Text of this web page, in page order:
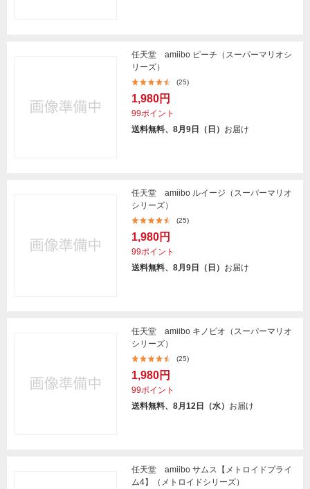
任天堂 amiibo ピーチ（スーパーマリオシ
リーズ）
(25)
1,980円
99ポイント
送料無料、8月9日（日） お届け
任天堂 amiibo ルイージ（スーパーマリオ
シリーズ）
(25)
1,980円
99ポイント
送料無料、8月9日（日） お届け
任天堂 amiibo キノピオ（スーパーマリオ
シリーズ）
(25)
1,980円
99ポイント
送料無料、8月12日（水） お届け
任天堂 amiibo サムス【メトロイドプライ
ム4】（メトロイドシリーズ）